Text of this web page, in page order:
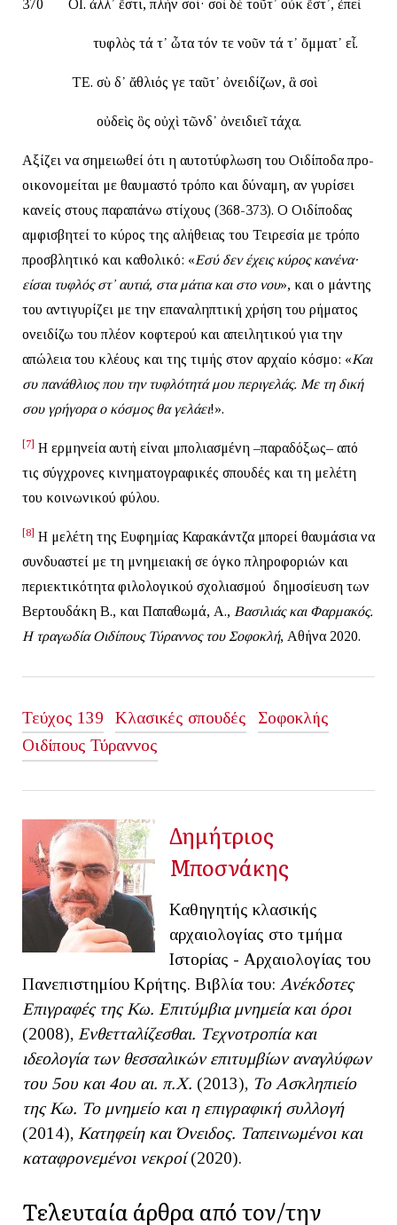
370 ΟΙ. ἀλλ᾽ ἔστι, πλὴν σοί· σοὶ δὲ τοῦτ᾽ οὐκ ἔστ᾽, ἐπεὶ
τυφλὸς τά τ᾽ ὦτα τόν τε νοῦν τά τ᾽ ὄμματ᾽ εἶ.
ΤΕ. σὺ δ᾽ ἄθλιός γε ταῦτ᾽ ὀνειδίζων, ἃ σοὶ
οὐδεὶς ὃς οὐχὶ τῶνδ᾽ ὀνειδιεῖ τάχα.
Αξίζει να σημειωθεί ότι η αυτοτύφλωση του Οιδίποδα προ-
οικονομείται με θαυμαστό τρόπο και δύναμη, αν γυρίσει
κανείς στους παραπάνω στίχους (368-373). Ο Οιδίποδας
αμφισβητεί το κύρος της αλήθειας του Τειρεσία με τρόπο
προσβλητικό και καθολικό: «Εσύ δεν έχεις κύρος κανένα·
είσαι τυφλός στ᾽ αυτιά, στα μάτια και στο νου», και ο μάντης
του αντιγυρίζει με την επαναληπτική χρήση του ρήματος
ονειδίζω του πλέον κοφτερού και απειλητικού για την
απώλεια του κλέους και της τιμής στον αρχαίο κόσμο: «Και
συ πανάθλιος που την τυφλότητά μου περιγελάς. Με τη δική
σου γρήγορα ο κόσμος θα γελάει!».
[7] Η ερμηνεία αυτή είναι μπολιασμένη –παραδόξως– από
τις σύγχρονες κινηματογραφικές σπουδές και τη μελέτη
του κοινωνικού φύλου.
[8] Η μελέτη της Ευφημίας Καρακάντζα μπορεί θαυμάσια να
συνδυαστεί με τη μνημειακή σε όγκο πληροφοριών και
περιεκτικότητα φιλολογικού σχολιασμού δημοσίευση των
Βερτουδάκη Β., και Παπαθωμά, Α., Βασιλιάς και Φαρμακός.
Η τραγωδία Οιδίπους Τύραννος του Σοφοκλή, Αθήνα 2020.
Τεύχος 139 Κλασικές σπουδές
Σοφοκλής
Οιδίπους Τύραννος
Δημήτριος
Μποσνάκης
Καθηγητής κλασικής
αρχαιολογίας στο τμήμα
Ιστορίας - Αρχαιολογίας του
Πανεπιστημίου Κρήτης. Βιβλία του: Ανέκδοτες
Επιγραφές της Κω. Επιτύμβια μνημεία και όροι
(2008), Eνθετταλίζεσθαι. Tεχνοτροπία και
ιδεολογία των θεσσαλικών επιτυμβίων αναγλύφων
του 5ου και 4ου αι. π.Χ. (2013), Το Ασκληπιείο
της Κω. Το μνημείο και η επιγραφική συλλογή
(2014), Κατηφείη και Όνειδος. Ταπεινωμένοι και
καταφρονεμένοι νεκροί(2020).
Τελευταία άρθρα από τον/την